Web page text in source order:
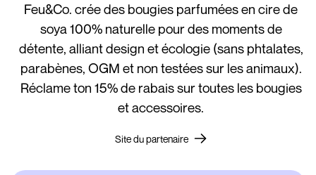
Feu&Co. crée des bougies parfumées en cire de
soya 100% naturelle pour des moments de
détente, alliant design et écologie (sans phtalates,
parabènes, OGM et non testées sur les animaux).
Réclame ton 15% de rabais sur toutes les bougies
et accessoires.
Site du partenaire